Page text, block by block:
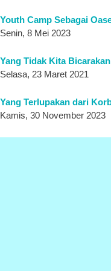
Youth Camp Sebagai
Senin, 8 Mei 2023
Yang Tidak Kita
Selasa, 23 Maret 2021
Yang Terlupakan dari
Kamis, 30 November 2023